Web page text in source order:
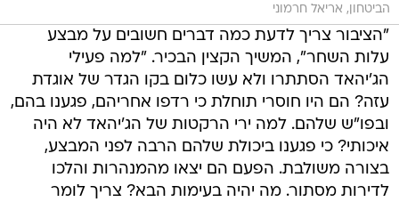
הביטחון, אריאל חרמוני
"הציבור צריך לדעת כמה דברים חשובים על מבצע
עלות השחר", המשיך הקצין הבכיר. "למה פעילי
הג'יהאד הסתתרו ולא עשו כלום בקו הגדר של אוגדת
עזה? הם היו חוסרי תוחלת כי רדפו אחריהם, פגענו בהם,
ובפו"ש שלהם. למה ירי הרקטות של הג'יהאד לא היה
איכותי? כי פגענו ביכולת שלהם הרבה לפני המבצע,
בצורה משולבת. הפעם הם יצאו מהמנהרות והלכו
לדירות מסתור. מה יהיה בעימות הבא? צריך לומר